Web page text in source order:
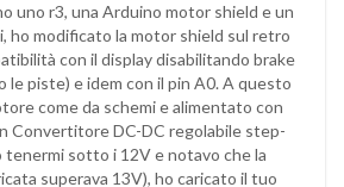
uno r3, una Arduino motor shield e un
ho modificato la motor shield sul retro
con il display disabilitando brake
le piste) e idem con il pin A0. A questo
come da schemi e alimentato con
Convertitore DC-DC regolabile step-
tenermi sotto i 12V e notavo che la
superava 13V), ho caricato il tuo